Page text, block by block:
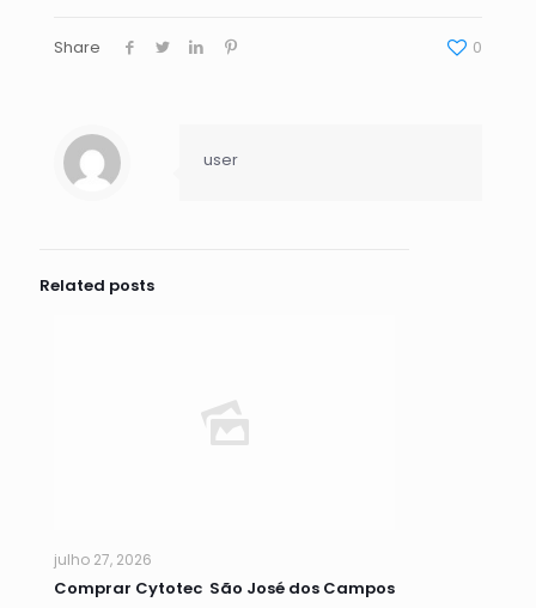
Share 0
user
Related posts
julho 27, 2026
Comprar Cytotec São José dos Campos